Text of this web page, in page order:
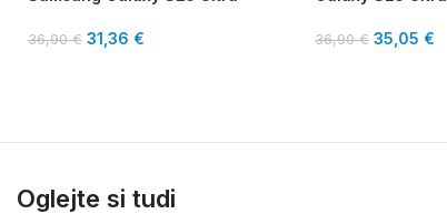
36,90€ 31,36 € 36,90€ 35,05 €
Oglejte si tudi